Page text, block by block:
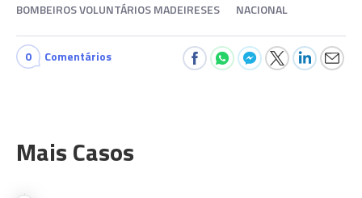
BOMBEIROS VOLUNTÁRIOS MADEIRESES NACIONAL
0 Comentários
Mais Casos